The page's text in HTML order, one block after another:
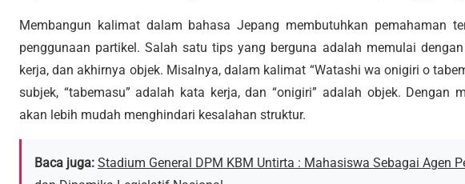
Membangun kalimat dalam bahasa Jepang membutuhkan pemahaman
penggunaan partikel. Salah satu tips yang berguna adalah memulai
kerja, dan akhirnya objek. Misalnya, dalam kalimat “Watashi wa onigiri o
subjek, “tabemasu” adalah kata kerja, dan “onigiri” adalah objek. Dengan
akan lebih mudah menghindari kesalahan struktur.
Baca juga: Stadium General DPM KBM Untirta : Mahasiswa Sebagai Agen